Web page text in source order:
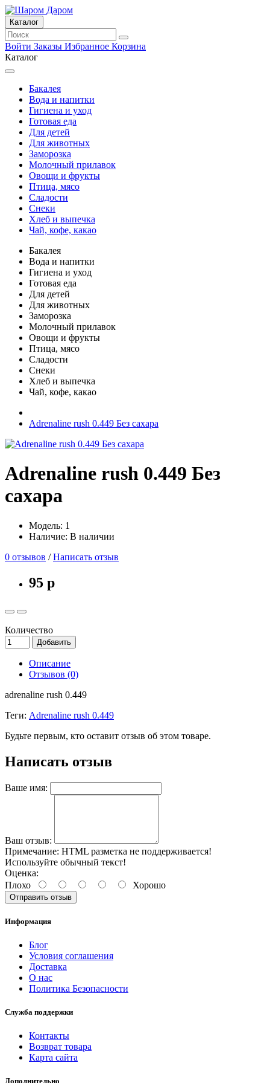
Каталог
Войти Заказы Избранное Корзина
Каталог
Бакалея
Вода и напитки
Гигиена и уход
Готовая еда
Для детей
Для животных
Заморозка
Молочный прилавок
Овощи и фрукты
Птица, мясо
Сладости
Снеки
Хлеб и выпечка
Чай, кофе, какао
Бакалея
Вода и напитки
Гигиена и уход
Готовая еда
Для детей
Для животных
Заморозка
Молочный прилавок
Овощи и фрукты
Птица, мясо
Сладости
Снеки
Хлеб и выпечка
Чай, кофе, какао
Adrenaline rush 0.449 Без сахара
Adrenaline rush 0.449 Без
сахара
Модель: 1
Наличие: В наличии
0 отзывов /Написать отзыв
95 р
Количество
Добавить
Описание
Отзывов (0)
adrenaline rush 0.449
Теги: Adrenaline rush 0.449
Будьте первым, кто оставит отзыв об этом товаре.
Написать отзыв
Ваше имя:
Ваш отзыв:
Примечание: HTML разметка не поддерживается!
Используйте обычный текст!
Оценка:
Плохо
Хорошо
Отправить отзыв
Информация
Блог
Условия соглашения
Доставка
О нас
Политика Безопасности
Служба поддержки
Контакты
Возврат товара
Карта сайта
Дополнительно